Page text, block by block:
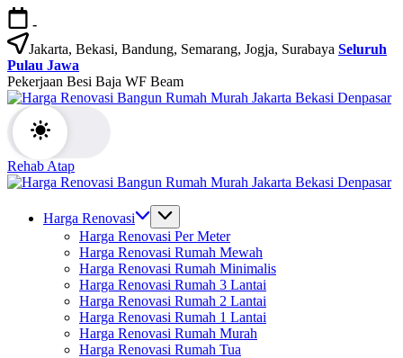
Skip
to
content
-
Jakarta, Bekasi, Bandung, Semarang, Jogja, Surabaya Seluruh
Pulau Jawa
Pekerjaan Besi Baja WF Beam
Jasa
Bangun
Rumah
dan
Renovasi
Rumah
Bekasi
Rehab Atap
Bangun
Rumah
Harga Renovasi
Harga Renovasi Per Meter
Harga Renovasi Rumah Mewah
Harga Renovasi Rumah Minimalis
Harga Renovasi Rumah 3 Lantai
Harga Renovasi Rumah 2 Lantai
Harga Renovasi Rumah 1 Lantai
Harga Renovasi Rumah Murah
Harga Renovasi Rumah Tua